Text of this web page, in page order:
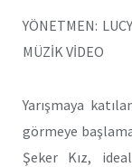
YÖNETMEN:
MÜZİK VİDEO
Yarışmaya
görmeye
Şeker Kız,